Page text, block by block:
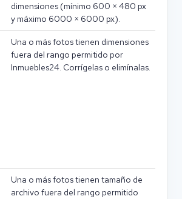
dimensiones (mínimo 600 × 480 px
y máximo 6000 × 6000 px).
Una o más fotos tienen dimensiones
fuera del rango permitido por
Inmuebles24. Corrígelas o elimínalas.
Una o más fotos tienen tamaño de
archivo fuera del rango permitido